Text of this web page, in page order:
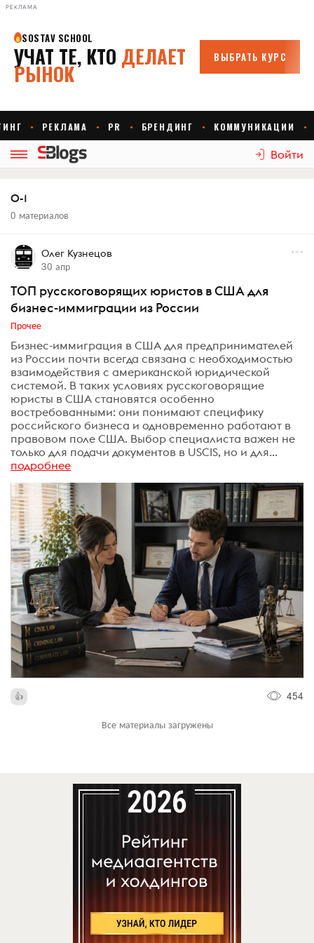
РЕКЛАМА
Войти
O-1
0 материалов
Олег Кузнецов
30 апр
ТОП русскоговорящих юристов в США для
бизнес-иммиграции из России
Прочее
Бизнес-иммиграция в США для предпринимателей
из России почти всегда связана с необходимостью
взаимодействия с американской юридической
системой. В таких условиях русскоговорящие
юристы в США становятся особенно
востребованными: они понимают специфику
российского бизнеса и одновременно работают в
правовом поле США. Выбор специалиста важен не
только для подачи документов в USCIS, но и для...
подробнее
454
Все материалы загружены